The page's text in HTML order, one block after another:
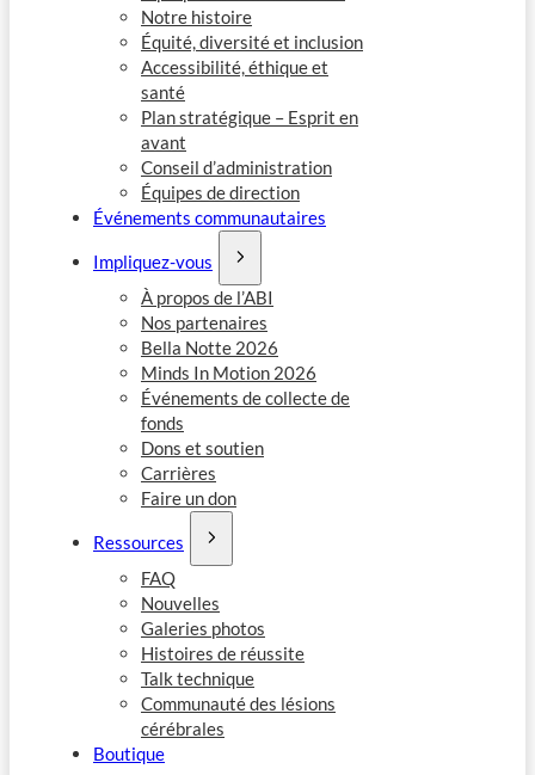
Notre histoire
Équité, diversité et inclusion
Accessibilité, éthique et
santé
Plan stratégique – Esprit en
avant
Conseil d’administration
Équipes de direction
Événements communautaires
Impliquez-vous
À propos de l’ABI
Nos partenaires
Bella Notte 2026
Minds In Motion 2026
Événements de collecte de
fonds
Dons et soutien
Carrières
Faire un don
Ressources
FAQ
Nouvelles
Galeries photos
Histoires de réussite
Talk technique
Communauté des lésions
cérébrales
Boutique